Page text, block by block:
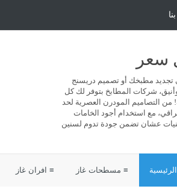
سعر
تجديد مطبخك أو تصميم دريسنج
شركات المطابخ بتوفر لك كل
من التصاميم المودرن العصرية لحد
مع استخدام أجود الخامات
عشان تضمن جودة تدوم لسنين
≡ مسطحات غاز ≡ افران غاز